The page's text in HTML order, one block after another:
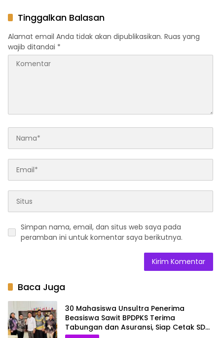
Kota Kendari
Tinggalkan Balasan
Alamat email Anda tidak akan dipublikasikan. Ruas yang
wajib ditandai *
Simpan nama, email, dan situs web saya pada
peramban ini untuk komentar saya berikutnya.
Baca Juga
30 Mahasiswa Unsultra Penerima
Beasiswa Sawit BPDPKS Terima
Tabungan dan Asuransi, Siap Cetak SDM